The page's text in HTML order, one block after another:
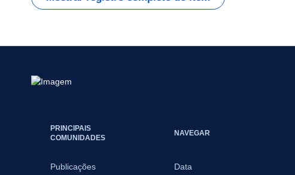
PRINCIPAIS
COMUNIDADES
Publicações
NAVEGAR
Data